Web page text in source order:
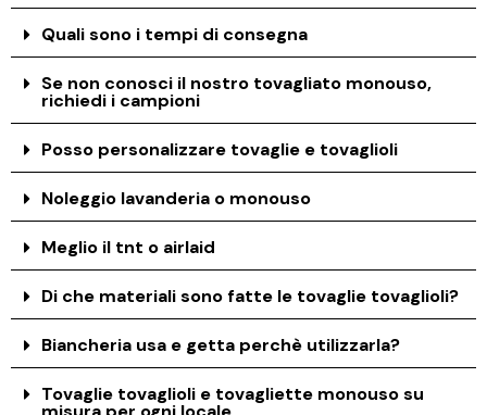
Quali sono i tempi di consegna
Se non conosci il nostro tovagliato monouso,
richiedi i campioni
Posso personalizzare tovaglie e tovaglioli
Noleggio lavanderia o monouso
Meglio il tnt o airlaid
Di che materiali sono fatte le tovaglie tovaglioli?
Biancheria usa e getta perchè utilizzarla?
Tovaglie tovaglioli e tovagliette monouso su